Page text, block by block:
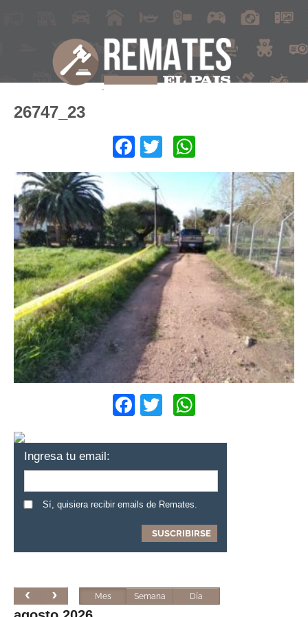
26747_23
Facebook
Twitter
Facebook
Twitter
Ingresa tu email:
Sí, quisiera recibir emails de Remates.
Mes Semana Día